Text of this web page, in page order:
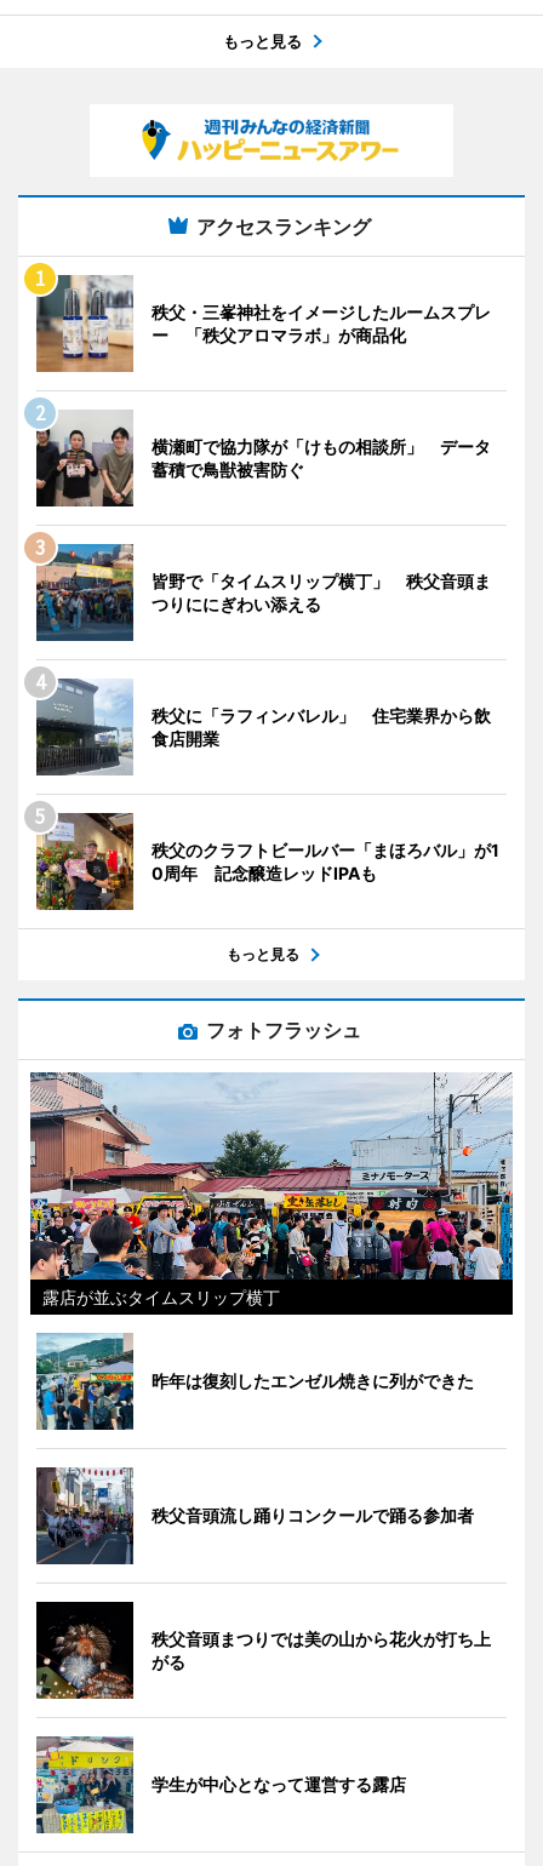
もっと見る
アクセスランキング
秩父・三峯神社をイメージしたルームスプレ
ー 「秩父アロマラボ」が商品化
横瀬町で協力隊が「けもの相談所」 データ
蓄積で鳥獣被害防ぐ
皆野で「タイムスリップ横丁」 秩父音頭ま
つりににぎわい添える
秩父に「ラフィンバレル」 住宅業界から飲
食店開業
秩父のクラフトビールバー「まほろバル」が1
0周年 記念醸造レッドIPAも
もっと見る
フォトフラッシュ
露店が並ぶタイムスリップ横丁
昨年は復刻したエンゼル焼きに列ができた
秩父音頭流し踊りコンクールで踊る参加者
秩父音頭まつりでは美の山から花火が打ち上
がる
学生が中心となって運営する露店